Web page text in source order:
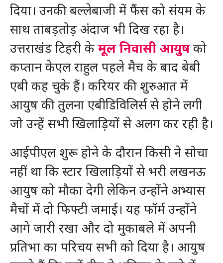
दिया। उनकी बल्लेबाजी में फैंस को संयम के
साथ ताबड़तोड़ अंदाज भी दिख रहा है।
उत्तराखंड टिहरी के मूल निवासी आयुष को
कप्तान केएल राहुल पहले मैच के बाद बेबी
एबी कह चुके हैं। करियर की शुरुआत में
आयुष की तुलना एबीडिविलिर्स से होने लगी
जो उन्हें सभी खिलाड़ियों से अलग कर रही है।
आईपीएल शुरू होने के दौरान किसी ने सोचा
नहीं था कि स्टार खिलाड़ियों से भरी लखनऊ
आयुष को मौका देगी लेकिन उन्होंने अभ्यास
मैचों में दो फिफ्टी जमाई। यह फॉर्म उन्होंने
आगे जारी रखा और दो मुकाबले में अपनी
प्रतिभा का परिचय सभी को दिया है। आयुष